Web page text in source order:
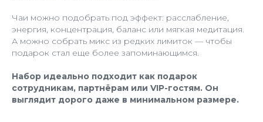
Чаи можно подобрать под эффект: расслабление,
энергия, концентрация, баланс или мягкая медитация.
А можно собрать микс из редких лимиток — чтобы
подарок стал еще более запоминающимся.
Набор идеально подходит как подарок
сотрудникам, партнёрам или VIP-гостям. Он
выглядит дорого даже в минимальном размере.